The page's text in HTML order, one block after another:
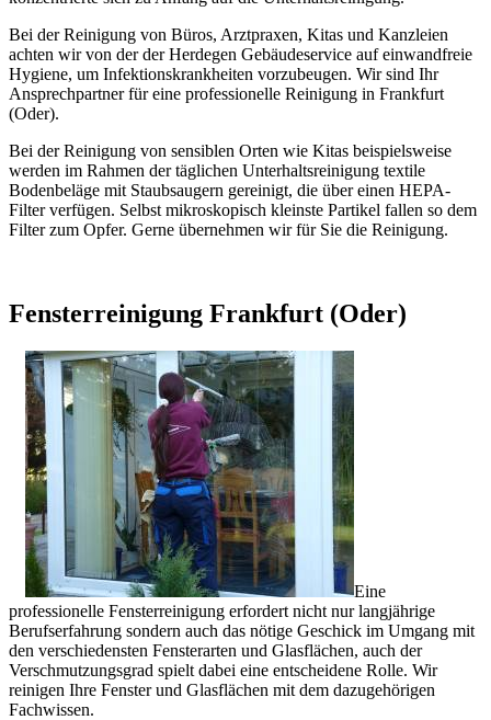
Bei der Reinigung von Büros, Arztpraxen, Kitas und Kanzleien
achten wir von der der Herdegen Gebäudeservice auf einwandfreie
Hygiene, um Infektionskrankheiten vorzubeugen. Wir sind Ihr
Ansprechpartner für eine professionelle Reinigung in Frankfurt
(Oder).
Bei der Reinigung von sensiblen Orten wie Kitas beispielsweise
werden im Rahmen der täglichen Unterhaltsreinigung textile
Bodenbeläge mit Staubsaugern gereinigt, die über einen HEPA-
Filter verfügen. Selbst mikroskopisch kleinste Partikel fallen so dem
Filter zum Opfer. Gerne übernehmen wir für Sie die Reinigung.
Fensterreinigung Frankfurt (Oder)
Eine
professionelle Fensterreinigung erfordert nicht nur langjährige
Berufserfahrung sondern auch das nötige Geschick im Umgang mit
den verschiedensten Fensterarten und Glasflächen, auch der
Verschmutzungsgrad spielt dabei eine entscheidene Rolle. Wir
reinigen Ihre Fenster und Glasflächen mit dem dazugehörigen
Fachwissen.